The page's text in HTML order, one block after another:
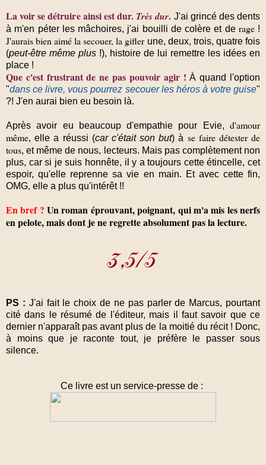
La voir se détruire ainsi est dur. Très dur. J'ai grincé des dents
à m'en péter les mâchoires, j'ai bouilli de colère et de rage!
J'aurais bien aimé la secouer, la giflerune, deux, trois, quatre fois
(peut-être même plus !), histoire de lui remettre les idées en
place !
Que c'est frustrant de ne pas pouvoir agir ! À quand l'option
"dans ce livre, vous pourrez secouer les héros à votre guise"
?! J'en aurai bien eu besoin là.
Après avoir eu beaucoup d'empathie pour Evie, d'amour
même, elle a réussi (car c'était son but) à se faire détester de
tous, et même de nous, lecteurs. Mais pas complètement non
plus, car si je suis honnête, il y a toujours cette étincelle, cet
espoir, qu'elle reprenne sa vie en main. Et avec cette fin,
OMG, elle a plus qu'intérêt !!
En bref ? Un roman éprouvant, poignant, qui m'a mis les nerfs
en pelote, mais dont je ne regrette absolument pas la lecture.
PS : J'ai fait le choix de ne pas parler de Marcus, pourtant
cité dans le résumé de l'éditeur, mais il faut savoir que ce
dernier n'apparaît pas avant plus de la moitié du récit ! Donc,
à moins que je raconte tout, je préfère le passer sous
silence.
Ce livre est un service-presse de :